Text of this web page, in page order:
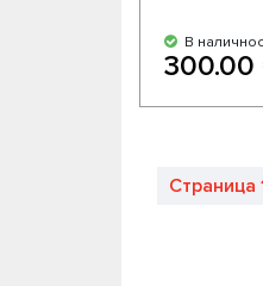
В
300.00
Страница